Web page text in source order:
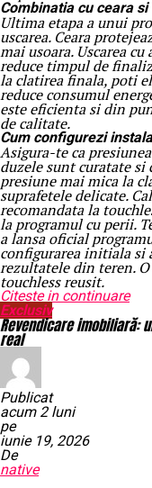
Combinatia cu ceara si
Ultima etapa a unui
uscarea. Ceara
mai usoara. Uscarea
reduce timpul de
la clatirea finala, poti
reduce consumul
este eficienta si din
de calitate.
Cum configurezi
Asigura-te ca
duzele sunt curatate si
presiune mai mica la
suprafetele delicate.
recomandata la
la programul cu perii.
a lansa oficial
configurarea initiala si
rezultatele din teren.
touchless reusit.
Citeste in continuare
Exclusiv
Revendicare imobiliară:
real
Publicat
acum 2 luni
pe
iunie 19, 2026
De
native